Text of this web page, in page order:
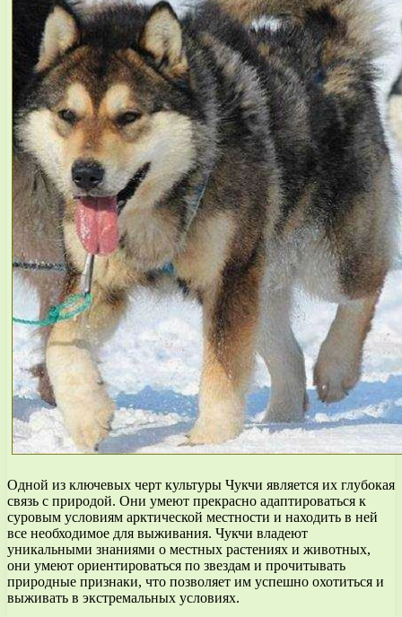
Одной из ключевых черт культуры Чукчи является их глубокая
связь с природой. Они умеют прекрасно адаптироваться к
суровым условиям арктической местности и находить в ней
все необходимое для выживания. Чукчи владеют
уникальными знаниями о местных растениях и животных,
они умеют ориентироваться по звездам и прочитывать
природные признаки, что позволяет им успешно охотиться и
выживать в экстремальных условиях.